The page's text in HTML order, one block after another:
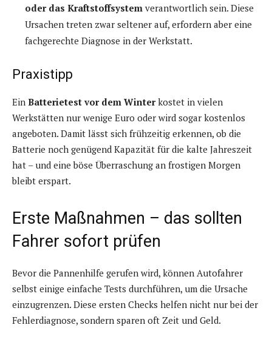
oder das Kraftstoffsystem verantwortlich sein. Diese
Ursachen treten zwar seltener auf, erfordern aber eine
fachgerechte Diagnose in der Werkstatt.
Praxistipp
Ein Batterietest vor dem Winterkostet in vielen
Werkstätten nur wenige Euro oder wird sogar kostenlos
angeboten. Damit lässt sich frühzeitig erkennen, ob die
Batterie noch genügend Kapazität für die kalte Jahreszeit
hat – und eine böse Überraschung an frostigen Morgen
bleibt erspart.
Erste Maßnahmen – das sollten
Fahrer sofort prüfen
Bevor die Pannenhilfe gerufen wird, können Autofahrer
selbst einige einfache Tests durchführen, um die Ursache
einzugrenzen. Diese ersten Checks helfen nicht nur bei der
Fehlerdiagnose, sondern sparen oft Zeit und Geld.